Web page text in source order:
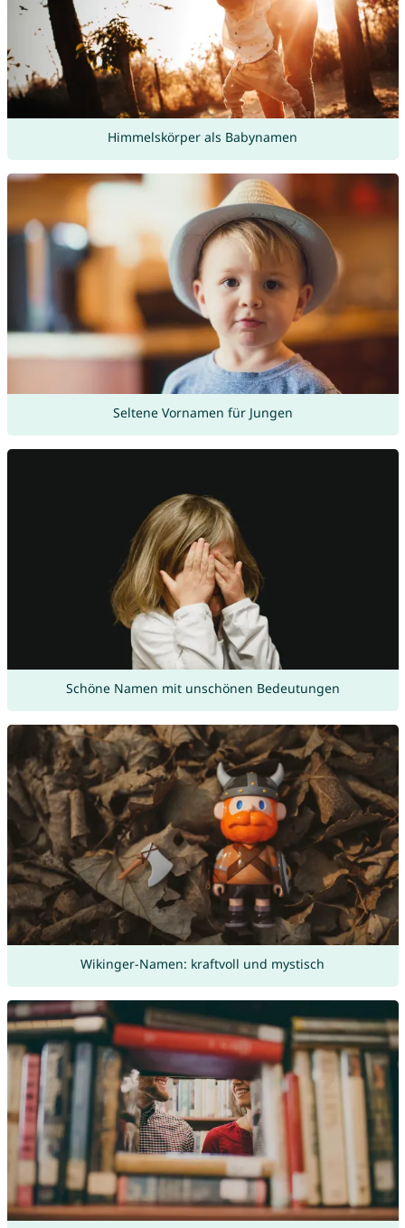
Himmelskörper als Babynamen
Seltene Vornamen für Jungen
Schöne Namen mit unschönen Bedeutungen
Wikinger-Namen: kraftvoll und mystisch